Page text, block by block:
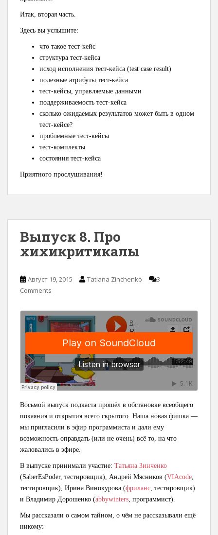
Итак, вторая часть.
Здесь вы услышите:
что такое тест-кейс
структура тест-кейса
исход исполнения тест-кейса (test case result)
полезные атрибуты тест-кейса
тест-кейсы, управляемые данными
поддерживаемость тест-кейса
сколько ожидаемых результатов может быть в одном
тест-кейсе?
проблемные тест-кейсы
тест-комплекты
состояния тест-кейса
Приятного прослушивания!
Выпуск 8. Про
хихикритикалы
Август 19, 2015 Tatiana Zinchenko
3
Comments
Восьмой выпуск подкаста прошёл в обстановке всеобщего
покаяния и открытия всего скрытого. Наша новая фишка —
мы пригласили в эфир программиста и дали ему
возможность оправдать (или не очень) всё то, на что
жаловались в эфире.
В выпуске принимали участие: Татьяна Зинченко
(SaberEsPoder, тестировщик), Андрей Мясников (VIAcode
тестировщик), Ирина Винокурова (фриланс , тестировщик)
и Владимир Дорошенко (abbywinters , программист).
Мы рассказали о самом тайном, о чём не рассказывали ещё
никому: